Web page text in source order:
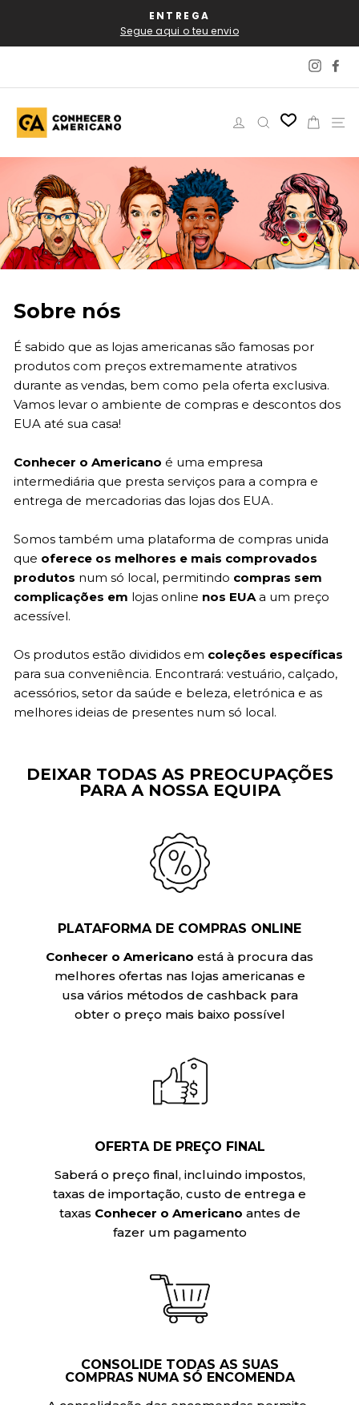
o
ENTREGA
Segue aqui o teu envio
Iniciar sessão
Pesquisar
Sobre nós
É sabido que as lojas americanas são famosas por
produtos com preços extremamente atrativos
durante as vendas, bem como pela oferta exclusiva.
Vamos levar o ambiente de compras e descontos dos
EUA até sua casa!
Conhecer o Americano é uma empresa
intermediária que presta serviços para a compra e
entrega de mercadorias das lojas dos EUA.
Somos também uma plataforma de compras unida
que oferece os melhores e mais comprovados
produtos num só local, permitindo compras sem
complicações em lojas online nos EUAa um preço
acessível.
Os produtos estão divididos em coleções específicas
para sua conveniência. Encontrará: vestuário, calçado,
acessórios, setor da saúde e beleza, eletrónica e as
melhores ideias de presentes num só local.
DEIXAR TODAS AS PREOCUPAÇÕES
PARA A NOSSA EQUIPA
PLATAFORMA DE COMPRAS ONLINE
Conhecer o Americano está à procura das
melhores ofertas nas lojas americanas e
usa vários métodos de cashback para
obter o preço mais baixo possível
OFERTA DE PREÇO FINAL
Saberá o preço final, incluindo impostos,
taxas de importação, custo de entrega e
taxas Conhecer o Americano antes de
fazer um pagamento
CONSOLIDE TODAS AS SUAS
COMPRAS NUMA SÓ ENCOMENDA